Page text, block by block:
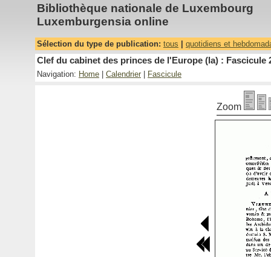
Bibliothèque nationale de Luxembourg
Luxemburgensia online
Sélection du type de publication: tous quotidiens et
Clef du cabinet des princes de l'Europe (la) : Fascicule
Navigation: Home Calendrier Fascicule
Zoom